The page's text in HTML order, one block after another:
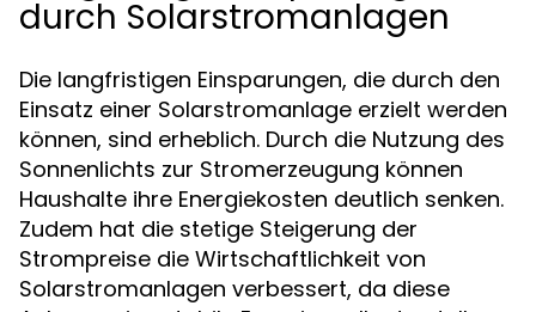
durch Solarstromanlagen
Die langfristigen Einsparungen, die durch den
Einsatz einer Solarstromanlage erzielt werden
können, sind erheblich. Durch die Nutzung des
Sonnenlichts zur Stromerzeugung können
Haushalte ihre Energiekosten deutlich senken.
Zudem hat die stetige Steigerung der
Strompreise die Wirtschaftlichkeit von
Solarstromanlagen verbessert, da diese